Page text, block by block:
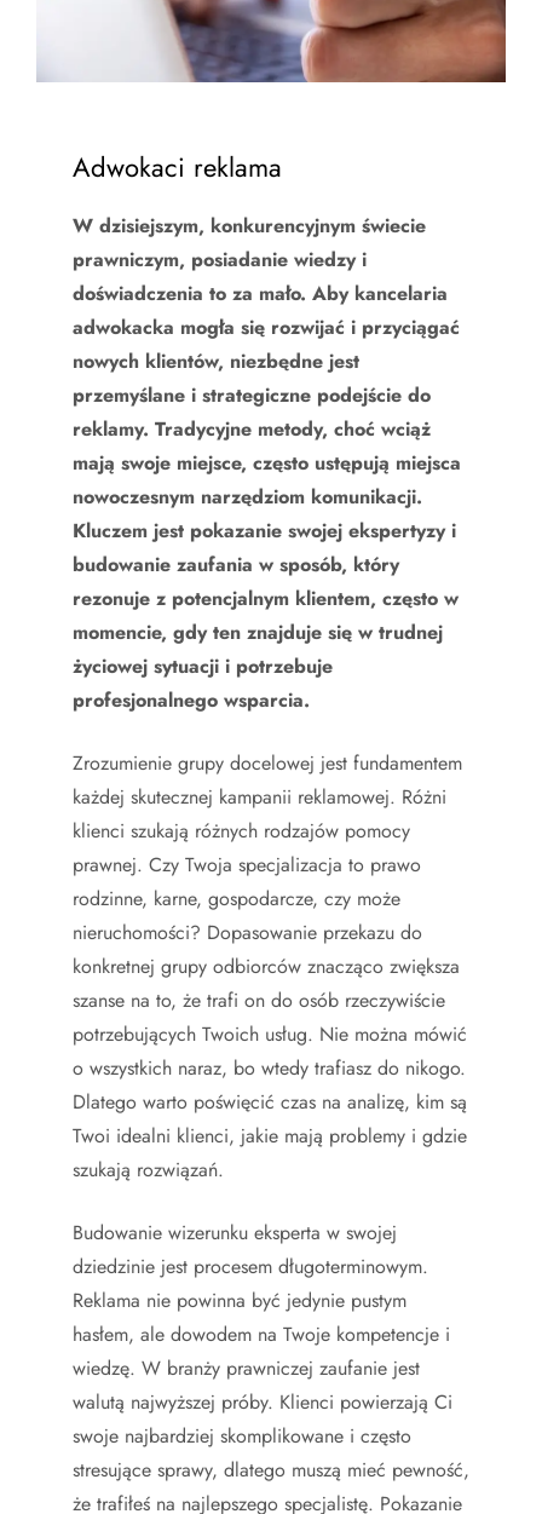
Adwokaci reklama
W dzisiejszym, konkurencyjnym świecie
prawniczym, posiadanie wiedzy i
doświadczenia to za mało. Aby kancelaria
adwokacka mogła się rozwijać i przyciągać
nowych klientów, niezbędne jest
przemyślane i strategiczne podejście do
reklamy. Tradycyjne metody, choć wciąż
mają swoje miejsce, często ustępują miejsca
nowoczesnym narzędziom komunikacji.
Kluczem jest pokazanie swojej ekspertyzy i
budowanie zaufania w sposób, który
rezonuje z potencjalnym klientem, często w
momencie, gdy ten znajduje się w trudnej
życiowej sytuacji i potrzebuje
profesjonalnego wsparcia.
Zrozumienie grupy docelowej jest fundamentem
każdej skutecznej kampanii reklamowej. Różni
klienci szukają różnych rodzajów pomocy
prawnej. Czy Twoja specjalizacja to prawo
rodzinne, karne, gospodarcze, czy może
nieruchomości? Dopasowanie przekazu do
konkretnej grupy odbiorców znacząco zwiększa
szanse na to, że trafi on do osób rzeczywiście
potrzebujących Twoich usług. Nie można mówić
o wszystkich naraz, bo wtedy trafiasz do nikogo.
Dlatego warto poświęcić czas na analizę, kim są
Twoi idealni klienci, jakie mają problemy i gdzie
szukają rozwiązań.
Budowanie wizerunku eksperta w swojej
dziedzinie jest procesem długoterminowym.
Reklama nie powinna być jedynie pustym
hasłem, ale dowodem na Twoje kompetencje i
wiedzę. W branży prawniczej zaufanie jest
walutą najwyższej próby. Klienci powierzają Ci
swoje najbardziej skomplikowane i często
stresujące sprawy, dlatego muszą mieć pewność,
że trafiłeś na najlepszego specjalistę. Pokazanie